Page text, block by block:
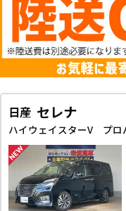
日産 セレナ